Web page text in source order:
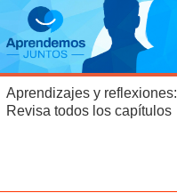
Aprendizajes y reflexiones:
Revisa todos los capítulos